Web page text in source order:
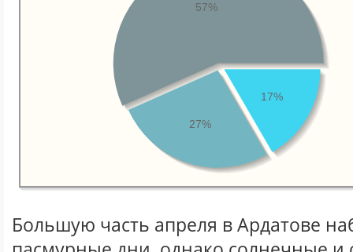
17%
27%
57%
Большую часть апреля в Ардатове